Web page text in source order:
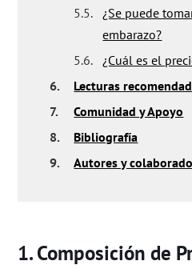
5.5.
¿Se puede
embarazo?
5.6.
¿Cuál es el
6.
Lecturas
7.
Comunidad y Apoyo
8.
Bibliografía
9.
Autores y
Composición de